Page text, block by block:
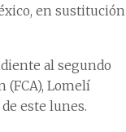
en sustitución
al segundo
(FCA), Lomelí
este lunes.